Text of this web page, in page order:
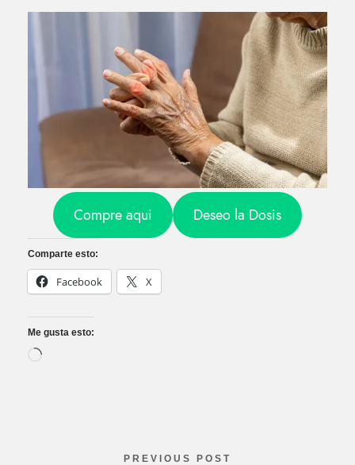
Compre aqui Deseo la Dosis
Comparte esto:
Facebook X
Me gusta esto:
C
PREVIOUS POST